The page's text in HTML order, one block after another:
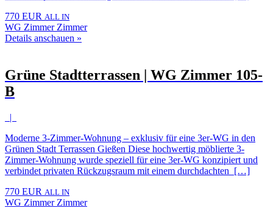
770 EUR ALL IN
WG Zimmer Zimmer
Details anschauen »
Grüne Stadtterrassen | WG Zimmer 105-
B
|
Moderne 3-Zimmer-Wohnung – exklusiv für eine 3er-WG in den
Grünen Stadt Terrassen Gießen Diese hochwertig möblierte 3-
Zimmer-Wohnung wurde speziell für eine 3er-WG konzipiert und
verbindet privaten Rückzugsraum mit einem durchdachten […]
770 EUR ALL IN
WG Zimmer Zimmer